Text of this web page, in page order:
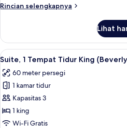
(Hollywood
Rincian selengkapnya
Rincian
Suite,
Tempat
King
(Hollywood
View)
Lihat
Lihat
semua
foto
untuk
Suite,
1
Tempat
5
Suite, 1 Tempat Tidur King
60 meter persegi
1 kamar tidur
Kapasitas 3
1 king
Wi-Fi Gratis